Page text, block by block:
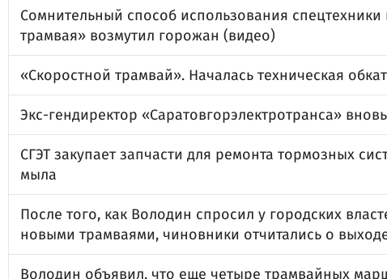
Сомнительный способ использования
трамвая» возмутил горожан (видео)
«Скоростной трамвай». Началась техническая
Экс-гендиректор «Саратовгорэлектротранса»
СГЭТ закупает запчасти для ремонта тормозных
мыла
После того, как Володин спросил у городских
новыми трамваями, чиновники отчитались о
Володин объявил, что еще четыре трамвайных